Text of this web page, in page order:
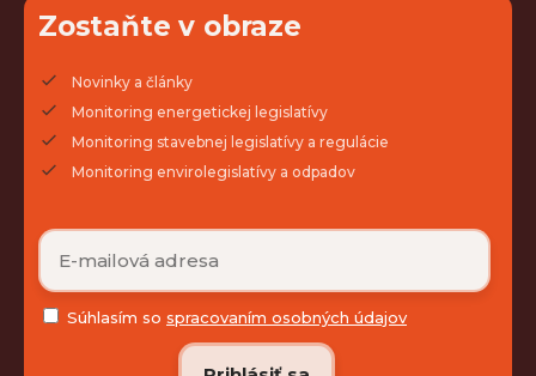
Zostaňte v obraze
Novinky a články
Monitoring energetickej legislatívy
Monitoring stavebnej legislatívy a regulácie
Monitoring envirolegislatívy a odpadov
Súhlasím so spracovaním osobných údajov